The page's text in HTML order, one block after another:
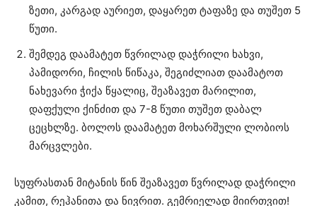
ზეთი, კარგად აურიეთ, დაყარეთ ტაფაზე და თუშეთ 5
წუთი.
შემდეგ დაამატეთ წვრილად დაჭრილი ხახვი,
პამიდორი, ჩილის წიწაკა, შეგიძლიათ დაამატოთ
ნახევარი ჭიქა წყალიც, შეაზავეთ მარილით,
დაფქული ქინძით და 7-8 წუთი თუშეთ დაბალ
ცეცხლზე. ბოლოს დაამატეთ მოხარშული ლობიოს
მარცვლები.
სუფრასთან მიტანის წინ შეაზავეთ წვრილად დაჭრილი
კამით, რეჰანითა და ნივრით. გემრიელად მიირთვით!